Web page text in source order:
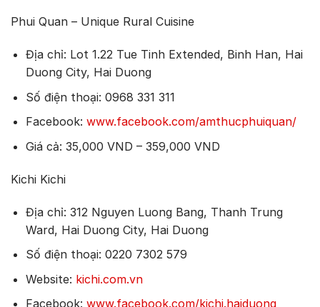
Phui Quan – Unique Rural Cuisine
Địa chỉ: Lot 1.22 Tue Tinh Extended, Binh Han, Hai
Duong City, Hai Duong
Số điện thoại: 0968 331 311
Facebook: www.facebook.com/amthucphuiquan/
Giá cả: 35,000 VND – 359,000 VND
Kichi Kichi
Địa chỉ: 312 Nguyen Luong Bang, Thanh Trung
Ward, Hai Duong City, Hai Duong
Số điện thoại: 0220 7302 579
Website: kichi.com.vn
Facebook: www.facebook.com/kichi.haiduong